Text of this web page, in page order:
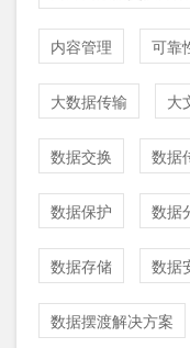
内容管理 可靠
大数据传输 大
数据交换 数据
数据保护 数据
数据存储 数据
数据摆渡解决方案